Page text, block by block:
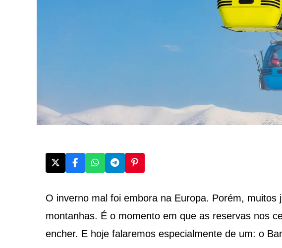
O inverno mal foi embora na Europa. Porém, muitos
montanhas. É o momento em que as reservas nos
encher. E hoje falaremos especialmente de um: o